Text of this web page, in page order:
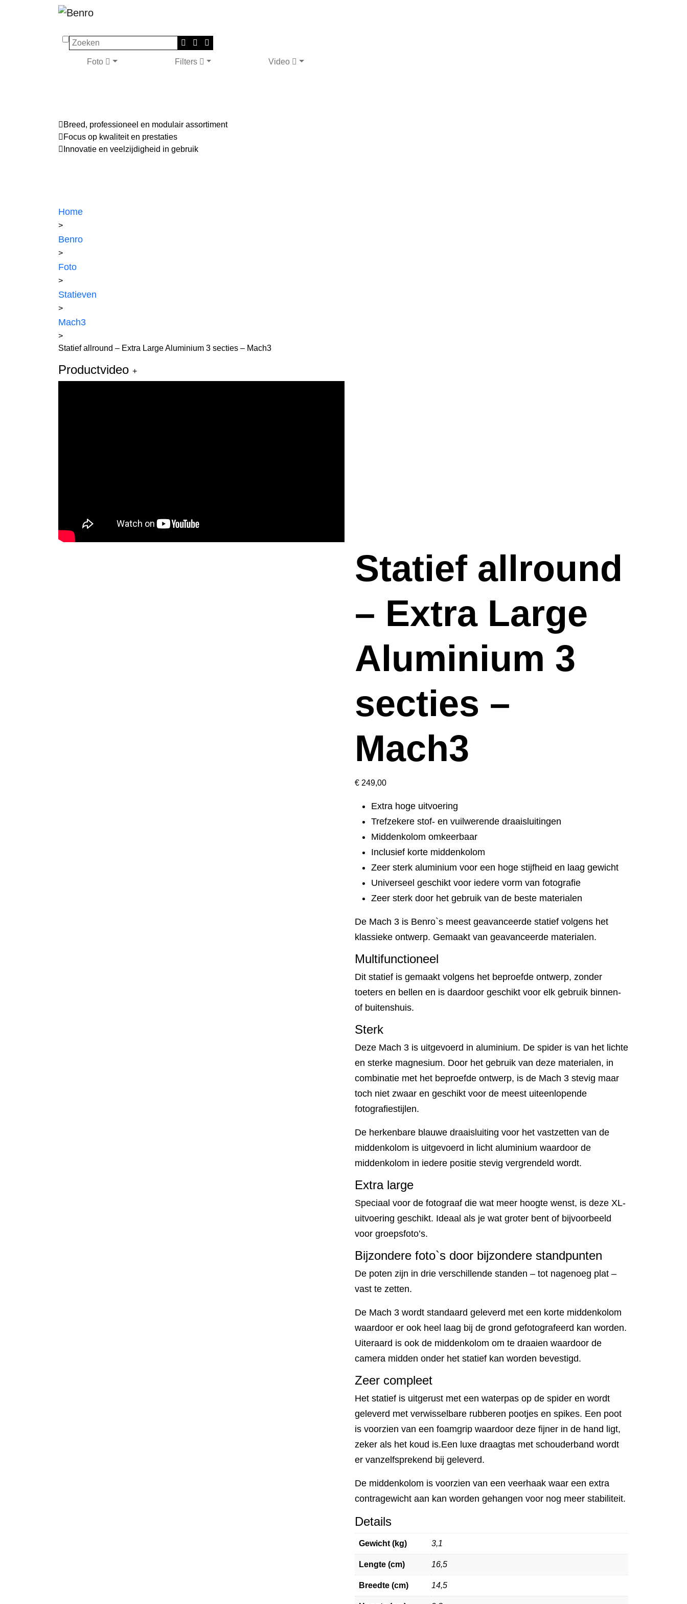
Zoeken
Foto Filters Video
Breed, professioneel en modulair assortiment
Focus op kwaliteit en prestaties
Innovatie en veelzijdigheid in gebruik
Home
>
Benro
>
Foto
>
Statieven
>
Mach3
>
Statief allround – Extra Large Aluminium 3 secties – Mach3
Productvideo +
Statief allround
– Extra Large
Aluminium 3
secties –
Mach3
€ 249,00
Extra hoge uitvoering
Trefzekere stof- en vuilwerende draaisluitingen
Middenkolom omkeerbaar
Inclusief korte middenkolom
Zeer sterk aluminium voor een hoge stijfheid en laag gewicht
Universeel geschikt voor iedere vorm van fotografie
Zeer sterk door het gebruik van de beste materialen
De Mach 3 is Benro`s meest geavanceerde statief volgens het
klassieke ontwerp. Gemaakt van geavanceerde materialen.
Multifunctioneel
Dit statief is gemaakt volgens het beproefde ontwerp, zonder
toeters en bellen en is daardoor geschikt voor elk gebruik binnen-
of buitenshuis.
Sterk
Deze Mach 3 is uitgevoerd in aluminium. De spider is van het lichte
en sterke magnesium. Door het gebruik van deze materialen, in
combinatie met het beproefde ontwerp, is de Mach 3 stevig maar
toch niet zwaar en geschikt voor de meest uiteenlopende
fotografiestijlen.
De herkenbare blauwe draaisluiting voor het vastzetten van de
middenkolom is uitgevoerd in licht aluminium waardoor de
middenkolom in iedere positie stevig vergrendeld wordt.
Extra large
Speciaal voor de fotograaf die wat meer hoogte wenst, is deze XL-
uitvoering geschikt. Ideaal als je wat groter bent of bijvoorbeeld
voor groepsfoto’s.
Bijzondere foto`s door bijzondere standpunten
De poten zijn in drie verschillende standen – tot nagenoeg plat –
vast te zetten.
De Mach 3 wordt standaard geleverd met een korte middenkolom
waardoor er ook heel laag bij de grond gefotografeerd kan worden.
Uiteraard is ook de middenkolom om te draaien waardoor de
camera midden onder het statief kan worden bevestigd.
Zeer compleet
Het statief is uitgerust met een waterpas op de spider en wordt
geleverd met verwisselbare rubberen pootjes en spikes. Een poot
is voorzien van een foamgrip waardoor deze fijner in de hand ligt,
zeker als het koud is.Een luxe draagtas met schouderband wordt
er vanzelfsprekend bij geleverd.
De middenkolom is voorzien van een veerhaak waar een extra
contragewicht aan kan worden gehangen voor nog meer stabiliteit.
Details
Gewicht (kg) 3,1
Lengte (cm) 16,5
Breedte (cm) 14,5